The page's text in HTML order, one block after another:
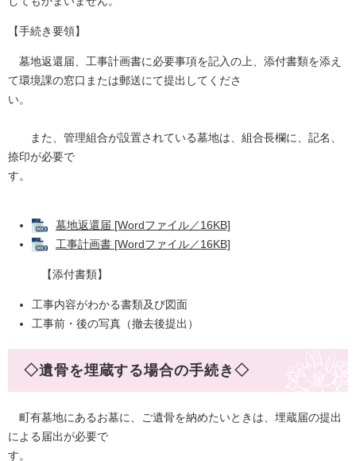
【手続き要領】
墓地返還届、工事計画書に必要事項を記入の上、添付書類を添え
て環境課の窓口または郵送にて提出してくださ
い。
また、管理組合が設置されている墓地は、組合長欄に、記名、
捺印が必要で
す。
墓地返還届 [Wordファイル／16KB]
工事計画書 [Wordファイル／16KB]
【添付書類】
工事内容がわかる書類及び図面
工事前・後の写真（撤去後提出）
◇遺骨を埋蔵する場合の手続き◇
町有墓地にあるお墓に、ご遺骨を納めたいときは、埋蔵届の提出
による届出が必要で
す。